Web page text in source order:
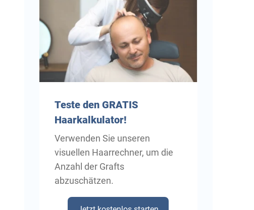
Testeden GRATIS
Haarkalkulator!
Verwenden Sie unseren
visuellen Haarrechner, um die
Anzahl der Grafts
abzuschätzen.